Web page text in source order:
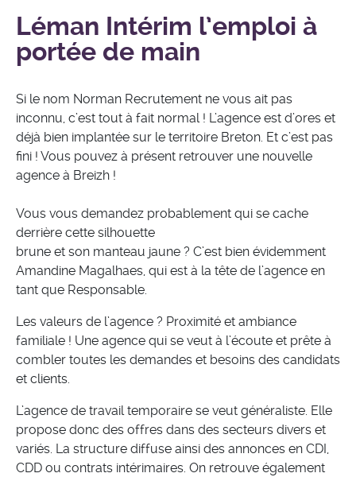
Léman Intérim l’emploi à
portée de main
Si le nom Norman Recrutement ne vous ait pas
inconnu, c’est tout à fait normal ! L’agence est d’ores et
déjà bien implantée sur le territoire Breton. Et c’est pas
fini ! Vous pouvez à présent retrouver une nouvelle
agence à Breizh !
Vous vous demandez probablement qui se cache
derrière cette silhouette
brune et son manteau jaune ? C’est bien évidemment
Amandine Magalhaes, qui est à la tête de l’agence en
tant que Responsable.
Les valeurs de l’agence ? Proximité et ambiance
familiale ! Une agence qui se veut à l’écoute et prête à
combler toutes les demandes et besoins des candidats
et clients.
L’agence de travail temporaire se veut généraliste. Elle
propose donc des offres dans des secteurs divers et
variés. La structure diffuse ainsi des annonces en CDI,
CDD ou contrats intérimaires. On retrouve également